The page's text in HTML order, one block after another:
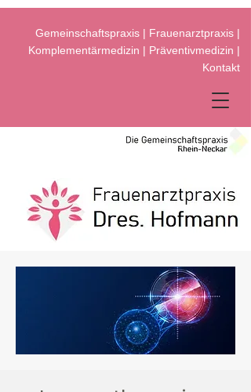
Gemeinschaftspraxis | Frauenarztpraxis |
Komplementärmedizin | Präventivmedizin |
Kontakt